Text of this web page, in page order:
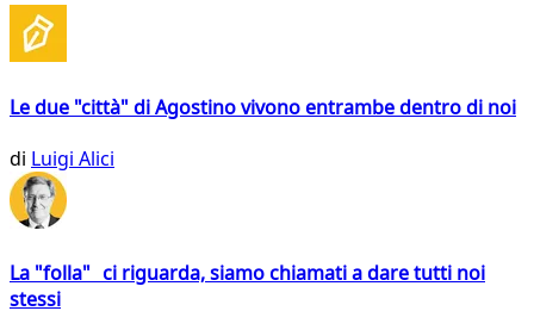
Le due "città" di Agostino vivono entrambe dentro di noi
di Luigi Alici
La "folla" ci riguarda, siamo chiamati a dare tutti noi
stessi